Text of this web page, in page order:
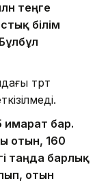
теңге
білім
төрт
бар.
отын, 160
таңда барлық
отын